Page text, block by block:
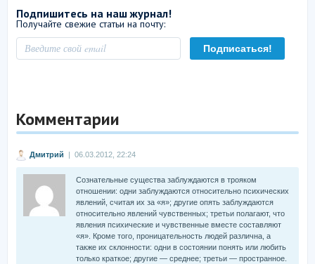
Подпишитесь на наш журнал!
Получайте свежие статьи на почту:
Комментарии
Дмитрий | 06.03.2012, 22:24
Сознательные существа заблуждаются в трояком
отношении: одни заблуждаются относительно психических
явлений, считая их за «я»; другие опять заблуждаются
относительно явлений чувственных; третьи полагают, что
явления психические и чувственные вместе составляют
«я». Кроме того, проницательность людей различна, а
также их склонности: одни в состоянии понять или любить
только краткое; другие — среднее; третьи — пространное.